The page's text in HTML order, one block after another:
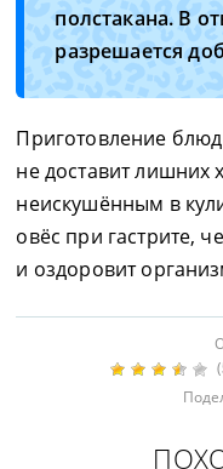
полстакана. В
разрешается
Приготовление
не доставит лишних
неискушённым в
овёс при гастрите,
и оздоровит
(